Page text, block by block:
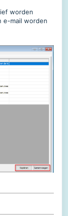
worden
e-mail worden